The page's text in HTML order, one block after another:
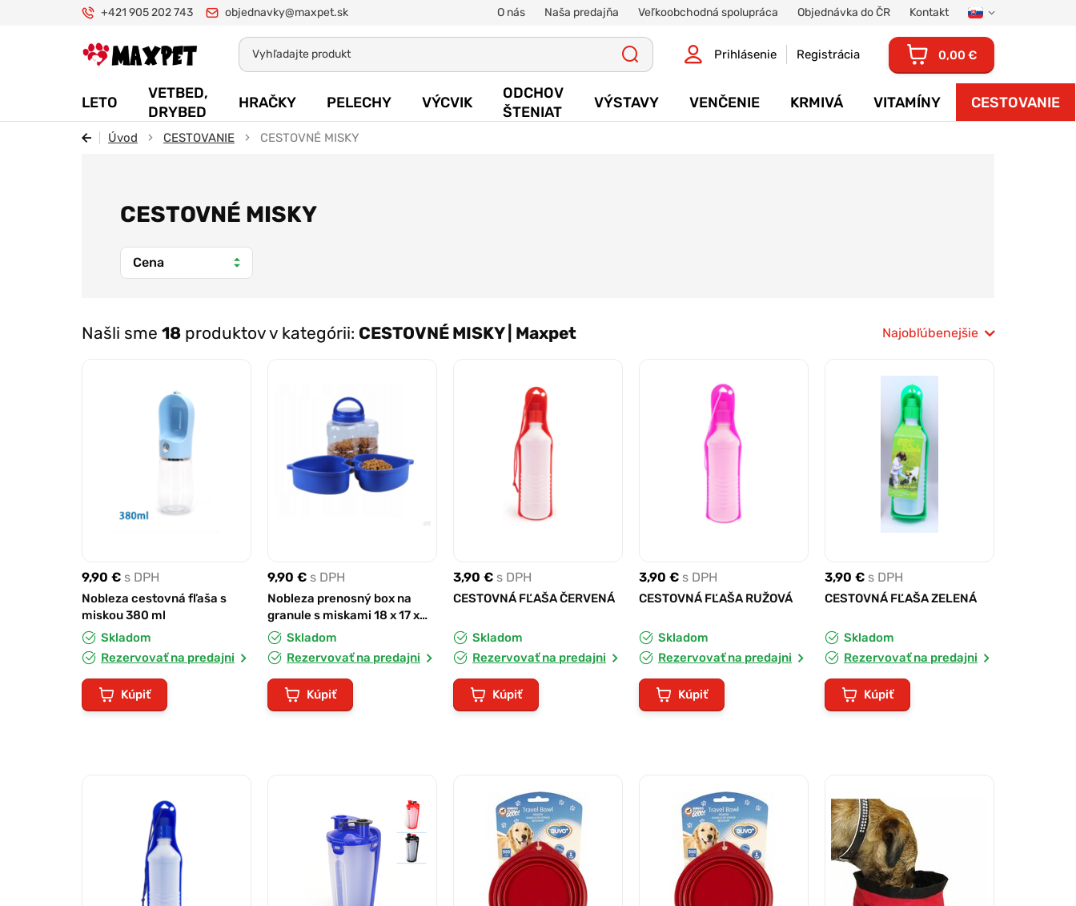
+421 905 202 743 objednavky@maxpet.sk O nás Naša predajňa Veľkoobchodná spolupráca Objednávka do ČR
Kontakt
Prihlásenie Registrácia 0,00 €
LETO
VETBED,
DRYBED
HRAČKY PELECHY VÝCVIK
ODCHOV
ŠTENIAT
VÝSTAVY VENČENIE KRMIVÁ VITAMÍNY CESTOVANIE
Úvod CESTOVANIE CESTOVNÉ MISKY
CESTOVNÉ MISKY
Cena
Našli sme 18 produktov v kategórii: CESTOVNÉ MISKY | Maxpet Najobľúbenejšie
9,90 € s DPH
Nobleza cestovná fľaša s
miskou 380 ml
Skladom
Rezervovať na predajni
Kúpiť
9,90 € s DPH
Nobleza prenosný box na
granule s miskami 18 x 17 x
18,5 cm
Skladom
Rezervovať na predajni
Kúpiť
3,90 € s DPH
CESTOVNÁ FĽAŠA ČERVENÁ
Skladom
Rezervovať na predajni
Kúpiť
3,90 € s DPH
CESTOVNÁ FĽAŠA RUŽOVÁ
Skladom
Rezervovať na predajni
Kúpiť
3,90 € s DPH
CESTOVNÁ FĽAŠA ZELENÁ
Skladom
Rezervovať na predajni
Kúpiť